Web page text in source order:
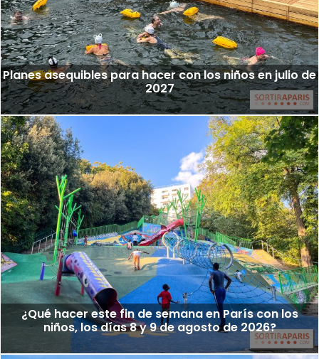
Planes asequibles para hacer con los niños en julio de
2027
¿Qué hacer este fin de semana en París con los
niños, los días 8 y 9 de agosto de 2026?